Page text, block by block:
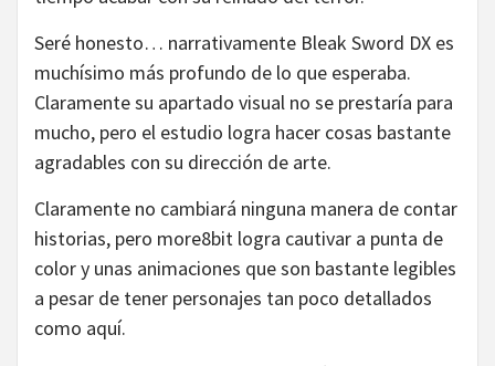
Seré honesto… narrativamente Bleak Sword DX es
muchísimo más profundo de lo que esperaba.
Claramente su apartado visual no se prestaría para
mucho, pero el estudio logra hacer cosas bastante
agradables con su dirección de arte.
Claramente no cambiará ninguna manera de contar
historias, pero more8bit logra cautivar a punta de
color y unas animaciones que son bastante legibles
a pesar de tener personajes tan poco detallados
como aquí.